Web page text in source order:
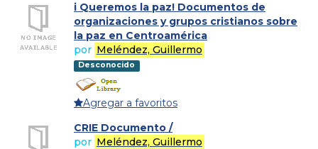
i Queremos la paz! Documentos de
organizaciones y grupos cristianos sobre
la paz en Centroamérica
por Meléndez, Guillermo
Desconocido
Agregar a favoritos
CRIE Documento /
por Meléndez, Guillermo